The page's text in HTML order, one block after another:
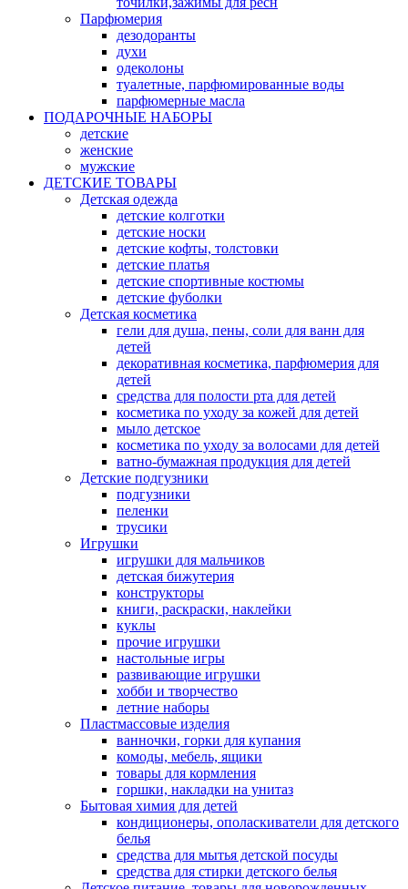
Парфюмерия
дезодоранты
духи
одеколоны
туалетные, парфюмированные воды
парфюмерные масла
ПОДАРОЧНЫЕ НАБОРЫ
детские
женские
мужские
ДЕТСКИЕ ТОВАРЫ
Детская одежда
детские колготки
детские носки
детские кофты, толстовки
детские платья
детские спортивные костюмы
детские фуболки
Детская косметика
гели для душа, пены, соли для ванн для
детей
декоративная косметика, парфюмерия для
детей
средства для полости рта для детей
косметика по уходу за кожей для детей
мыло детское
косметика по уходу за волосами для детей
ватно-бумажная продукция для детей
Детские подгузники
подгузники
пеленки
трусики
Игрушки
игрушки для мальчиков
детская бижутерия
конструкторы
книги, раскраски, наклейки
куклы
прочие игрушки
настольные игры
развивающие игрушки
хобби и творчество
летние наборы
Пластмассовые изделия
ванночки, горки для купания
комоды, мебель, ящики
товары для кормления
горшки, накладки на унитаз
Бытовая химия для детей
кондиционеры, ополаскиватели для детского
белья
средства для мытья детской посуды
средства для стирки детского белья